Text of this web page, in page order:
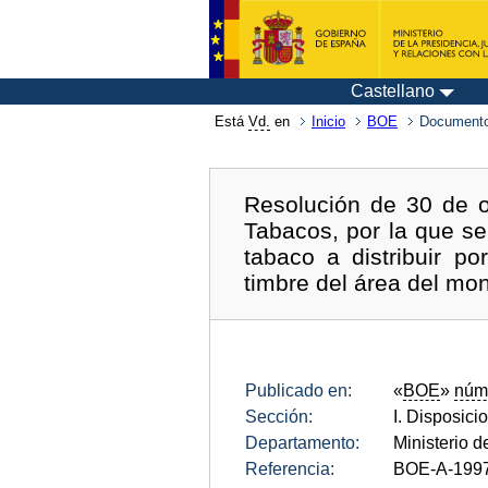
Castellano
Está Vd. en Inicio BOE
Resolución de 30 de
Tabacos, por la que
tabaco a distribuir
timbre del área del
Publicado en: «BOE»
Sección:
I.
Departamento:
Ministerio
Referencia:
BOE-A-